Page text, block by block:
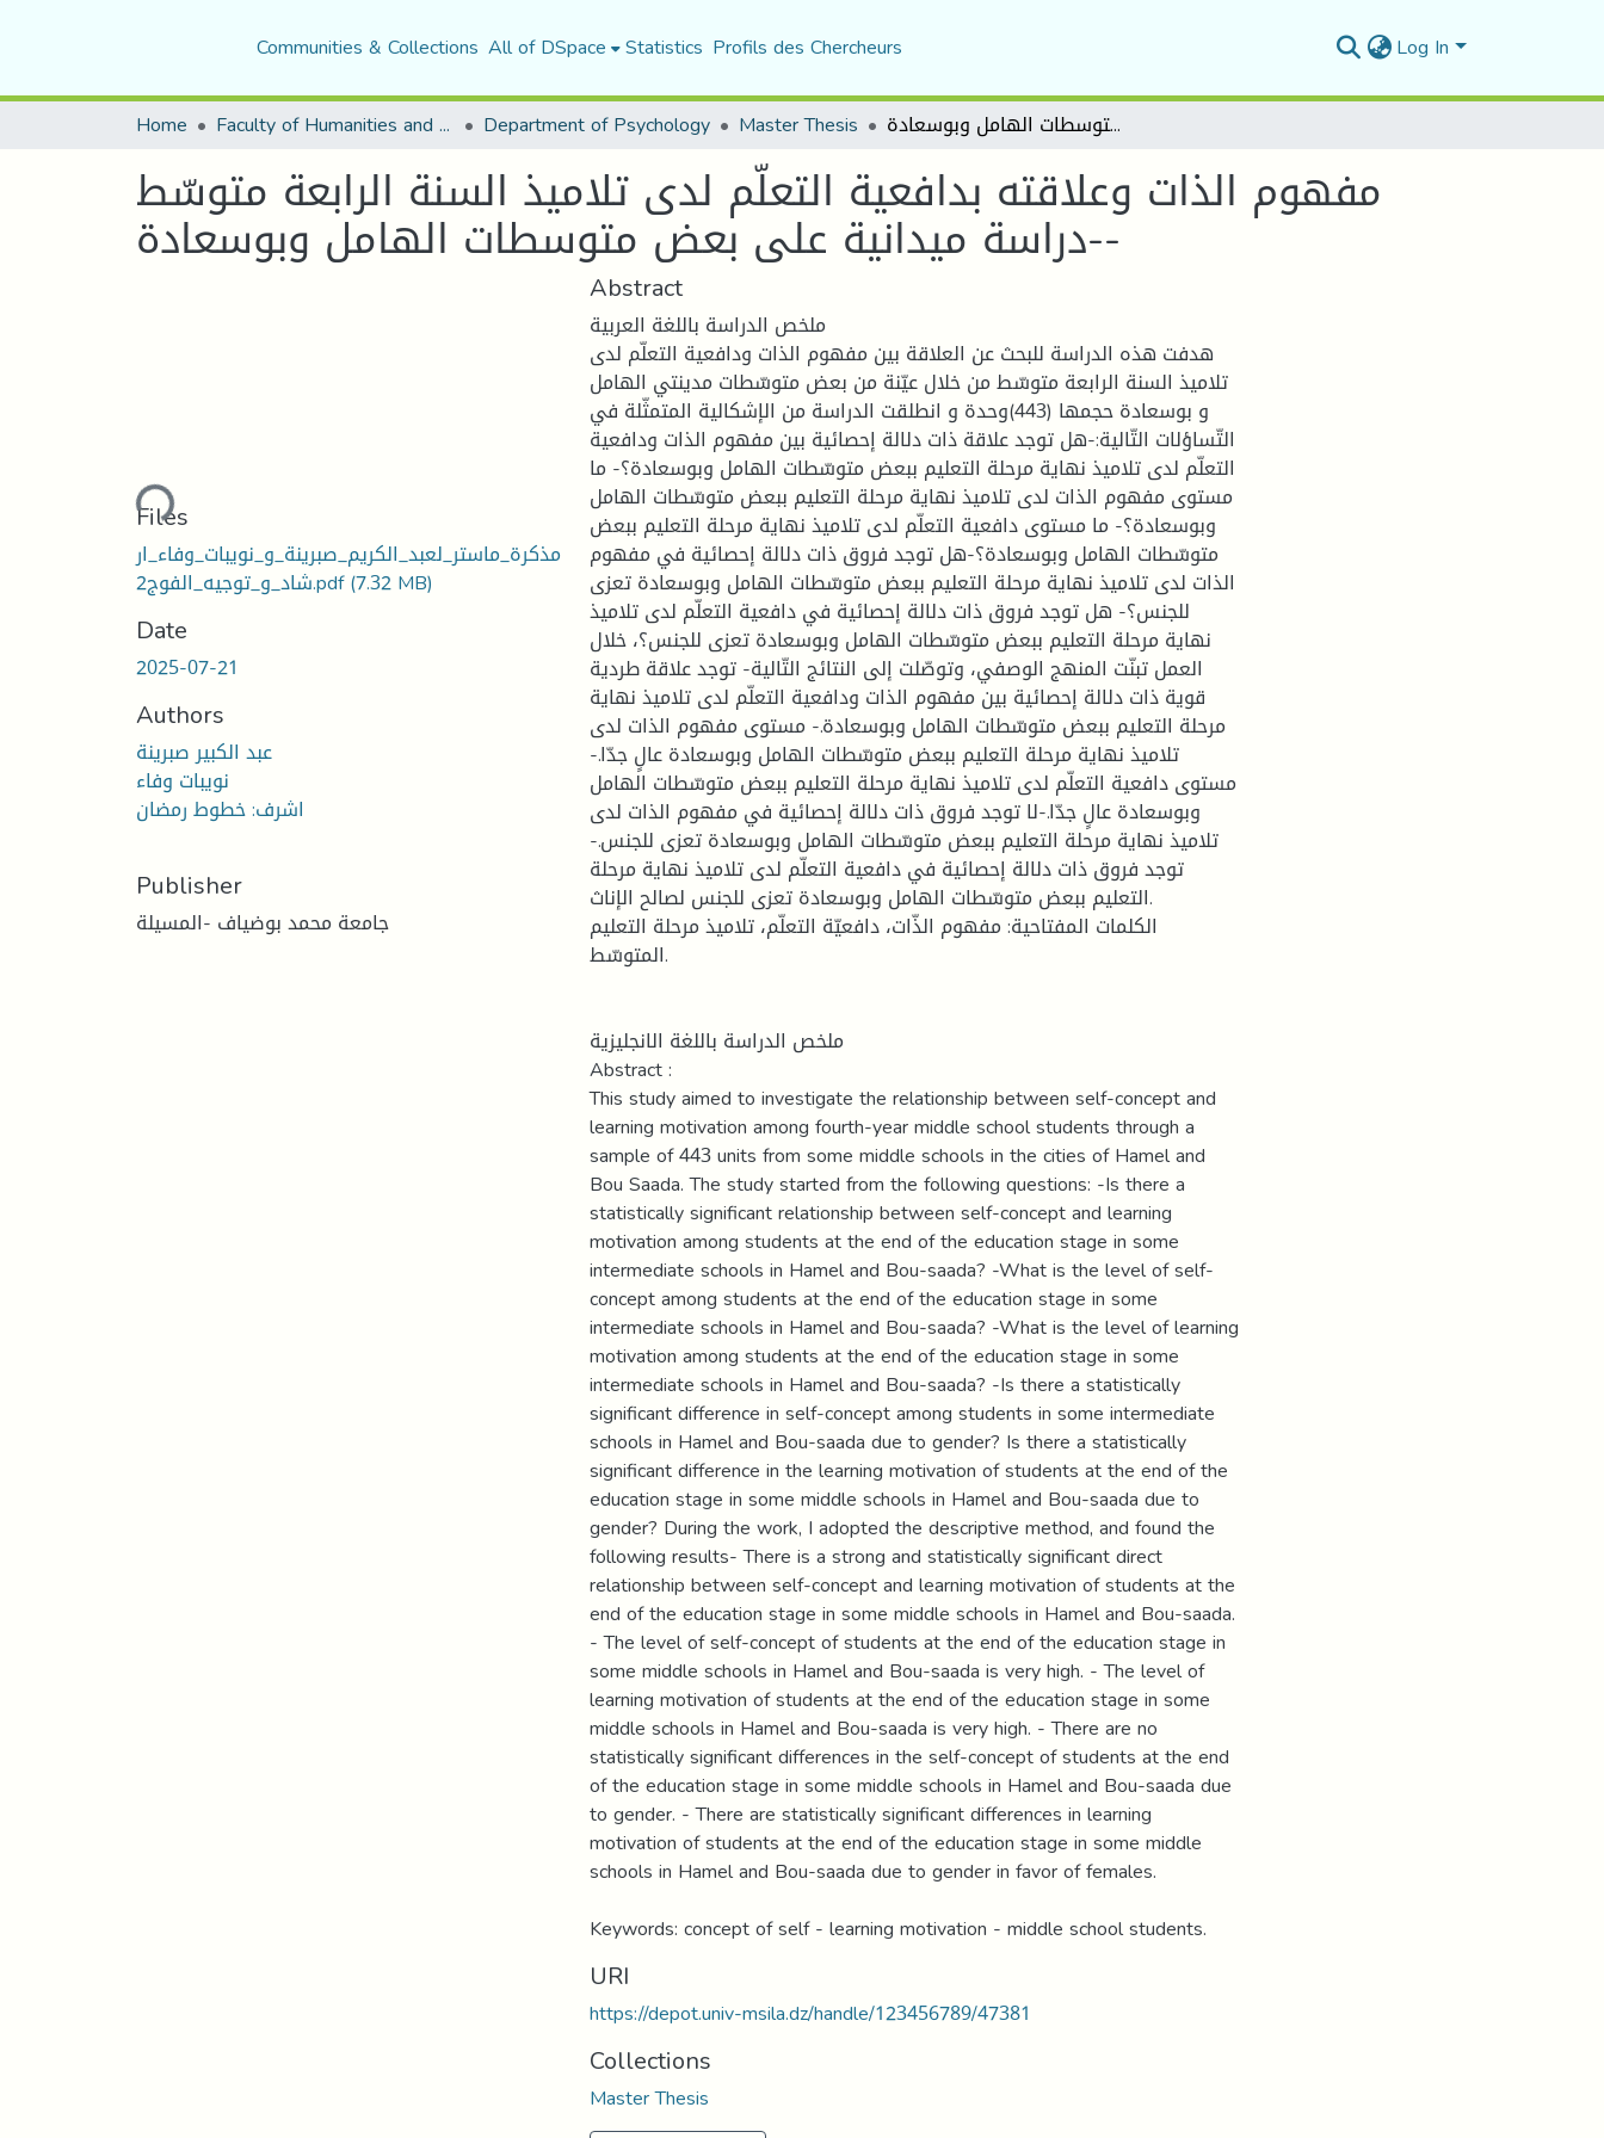
Communities & Collections All of DSpace Statistics Profils des Chercheurs Log In
Home Faculty of Humanities and Social Sciences Department of Psychology Master Thesis مفهوم الذات وعلاقته بدافعية التعلّم لدى تلاميذ السنة الرابعة متوسّط -دراسة ميدانية على بعض متوسطات الهامل وبوسعادة-
مفهوم الذات وعلاقته بدافعية التعلّم لدى تلاميذ السنة الرابعة متوسّط
-دراسة ميدانية على بعض متوسطات الهامل وبوسعادة-
Loading...
Files
مذكرة_ماستر_لعبد_الكريم_صبرينة_و_نويبات_وفاء_ار
شاد_و_توجيه_الفوج2.pdf(7.32 MB)
Date
2025-07-21
Authors
عبد الكبير صبرينة
نويبات وفاء
اشرف: خطوط رمضان
Publisher
جامعة محمد بوضياف -المسيلة
Abstract
ملخص الدراسة باللغة العربية
هدفت هذه الدراسة للبحث عن العلاقة بين مفهوم الذات ودافعية التعلّم لدى
تلاميذ السنة الرابعة متوسّط من خلال عيّنة من بعض متوسّطات مدينتي الهامل
و بوسعادة حجمها (443)وحدة و انطلقت الدراسة من الإشكالية المتمثّلة في
التّساؤلات التّالية:-هل توجد علاقة ذات دلالة إحصائية بين مفهوم الذات ودافعية
التعلّم لدى تلاميذ نهاية مرحلة التعليم ببعض متوسّطات الهامل وبوسعادة؟- ما
مستوى مفهوم الذات لدى تلاميذ نهاية مرحلة التعليم ببعض متوسّطات الهامل
وبوسعادة؟- ما مستوى دافعية التعلّم لدى تلاميذ نهاية مرحلة التعليم ببعض
متوسّطات الهامل وبوسعادة؟-هل توجد فروق ذات دلالة إحصائية في مفهوم
الذات لدى تلاميذ نهاية مرحلة التعليم ببعض متوسّطات الهامل وبوسعادة تعزى
للجنس؟- هل توجد فروق ذات دلالة إحصائية في دافعية التعلّم لدى تلاميذ
نهاية مرحلة التعليم ببعض متوسّطات الهامل وبوسعادة تعزى للجنس؟، خلال
العمل تبنّت المنهج الوصفي، وتوصّلت إلى النتائج التّالية- توجد علاقة طردية
قوية ذات دلالة إحصائية بين مفهوم الذات ودافعية التعلّم لدى تلاميذ نهاية
مرحلة التعليم ببعض متوسّطات الهامل وبوسعادة.- مستوى مفهوم الذات لدى
تلاميذ نهاية مرحلة التعليم ببعض متوسّطات الهامل وبوسعادة عالٍ جدّا.-
مستوى دافعية التعلّم لدى تلاميذ نهاية مرحلة التعليم ببعض متوسّطات الهامل
وبوسعادة عالٍ جدّا.-لا توجد فروق ذات دلالة إحصائية في مفهوم الذات لدى
تلاميذ نهاية مرحلة التعليم ببعض متوسّطات الهامل وبوسعادة تعزى للجنس.-
توجد فروق ذات دلالة إحصائية في دافعية التعلّم لدى تلاميذ نهاية مرحلة
التعليم ببعض متوسّطات الهامل وبوسعادة تعزى للجنس لصالح الإناث.
الكلمات المفتاحية: مفهوم الذّات، دافعيّة التعلّم، تلاميذ مرحلة التعليم
المتوسّط.
ملخص الدراسة باللغة الانجليزية
Abstract :
This study aimed to investigate the relationship between self-concept and
learning motivation among fourth-year middle school students through a
sample of 443 units from some middle schools in the cities of Hamel and
Bou Saada. The study started from the following questions: -Is there a
statistically significant relationship between self-concept and learning
motivation among students at the end of the education stage in some
intermediate schools in Hamel and Bou-saada? -What is the level of self-
concept among students at the end of the education stage in some
intermediate schools in Hamel and Bou-saada? -What is the level of learning
motivation among students at the end of the education stage in some
intermediate schools in Hamel and Bou-saada? -Is there a statistically
significant difference in self-concept among students in some intermediate
schools in Hamel and Bou-saada due to gender? Is there a statistically
significant difference in the learning motivation of students at the end of the
education stage in some middle schools in Hamel and Bou-saada due to
gender? During the work, I adopted the descriptive method, and found the
following results- There is a strong and statistically significant direct
relationship between self-concept and learning motivation of students at the
end of the education stage in some middle schools in Hamel and Bou-saada.
- The level of self-concept of students at the end of the education stage in
some middle schools in Hamel and Bou-saada is very high. - The level of
learning motivation of students at the end of the education stage in some
middle schools in Hamel and Bou-saada is very high. - There are no
statistically significant differences in the self-concept of students at the end
of the education stage in some middle schools in Hamel and Bou-saada due
to gender. - There are statistically significant differences in learning
motivation of students at the end of the education stage in some middle
schools in Hamel and Bou-saada due to gender in favor of females.
Keywords: concept of self - learning motivation - middle school students.
URI
https://depot.univ-msila.dz/handle/123456789/47381
Collections
Master Thesis